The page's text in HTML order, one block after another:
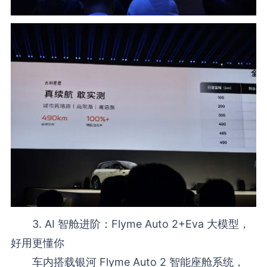
3. AI 智舱进阶：Flyme Auto 2+Eva 大模型，
好用更懂你
车内搭载银河 Flyme Auto 2 智能座舱系统，